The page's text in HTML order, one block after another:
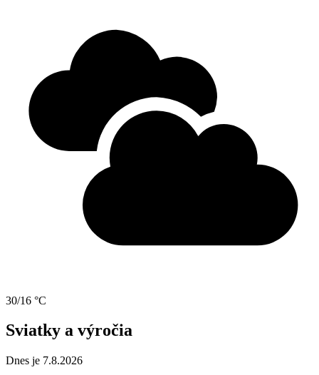
30/16 °C
Sviatky a výročia
Dnes je 7.8.2026